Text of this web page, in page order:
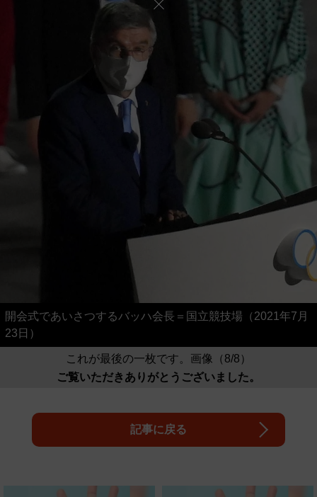
開会式であいさつするバッハ会長＝国立競技場（2021年7月
23日）
これが最後の一枚です。画像（8/8）
ご覧いただきありがとうございました。
記事に戻る